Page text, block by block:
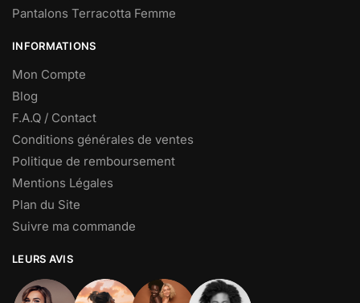
Pantalons Terracotta Femme
INFORMATIONS
Mon Compte
Blog
F.A.Q / Contact
Conditions générales de ventes
Politique de remboursement
Mentions Légales
Plan du Site
Suivre ma commande
LEURS AVIS